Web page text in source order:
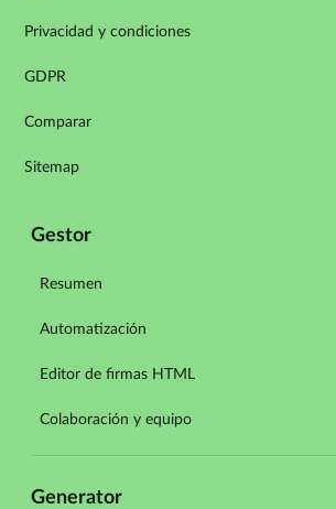
Privacidad y condiciones
GDPR
Comparar
Sitemap
Gestor
Resumen
Automatización
Editor de firmas HTML
Colaboración y equipo
Generator